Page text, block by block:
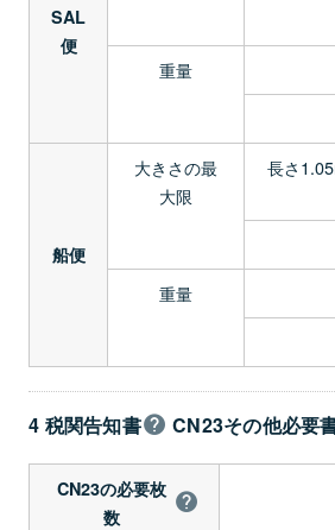
SAL
便
重量
船便
大きさの最
大限
長さ
重量
4 税関告知書 CN23その他必要
CN23の必要枚
数